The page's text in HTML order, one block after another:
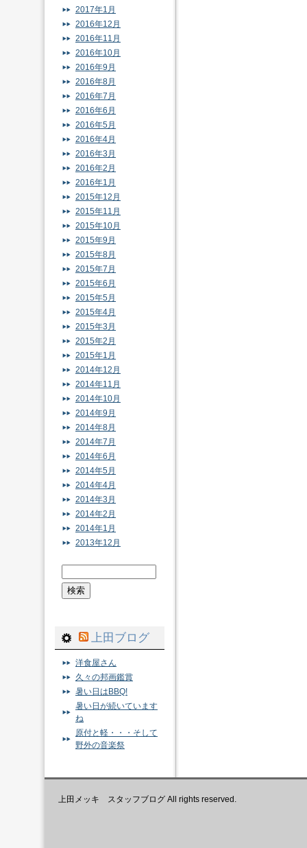
2017年1月
2016年12月
2016年11月
2016年10月
2016年9月
2016年8月
2016年7月
2016年6月
2016年5月
2016年4月
2016年3月
2016年2月
2016年1月
2015年12月
2015年11月
2015年10月
2015年9月
2015年8月
2015年7月
2015年6月
2015年5月
2015年4月
2015年3月
2015年2月
2015年1月
2014年12月
2014年11月
2014年10月
2014年9月
2014年8月
2014年7月
2014年6月
2014年5月
2014年4月
2014年3月
2014年2月
2014年1月
2013年12月
上田ブログ
洋食屋さん
久々の邦画鑑賞
暑い日はBBQ!
暑い日が続いています
ね
原付と軽・・・そして
野外の音楽祭
上田メッキ スタッフブログ All rights reserved.